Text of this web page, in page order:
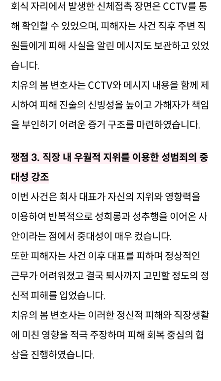
회식 자리에서 발생한 신체접촉 장면은 CCTV를 통
해 확인할 수 있었으며, 피해자는 사건 직후 주변 직
원들에게 피해 사실을 알린 메시지도 보관하고 있었
습니다.
치유의 봄 변호사는 CCTV와 메시지 내용을 함께 제
시하여 피해 진술의 신빙성을 높이고 가해자가 책임
을 부인하기 어려운 증거 구조를 마련하였습니다.
쟁점 3. 직장 내 우월적 지위를 이용한 성범죄의 중
대성 강조
이번 사건은 회사 대표가 자신의 지위와 영향력을
이용하여 반복적으로 성희롱과 성추행을 이어온 사
안이라는 점에서 중대성이 매우 컸습니다.
또한 피해자는 사건 이후 대표를 피하며 정상적인
근무가 어려워졌고 결국 퇴사까지 고민할 정도의 정
신적 피해를 입었습니다.
치유의 봄 변호사는 이러한 정신적 피해와 직장생활
에 미친 영향을 적극 주장하며 피해 회복 중심의 협
상을 진행하였습니다.